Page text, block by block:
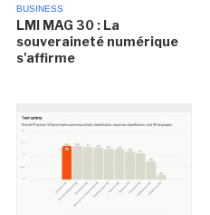
BUSINESS
LMI MAG 30 : La
souveraineté numérique
s'affirme